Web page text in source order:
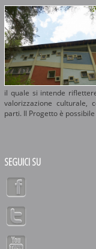
il quale si intende
valorizzazione culturale,
parti. Il Progetto è
SEGUICI SU